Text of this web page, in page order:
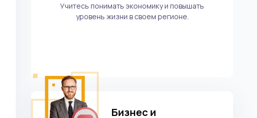
Учитесь понимать экономику и повышать
уровень жизни в своем регионе.
Бизнес и